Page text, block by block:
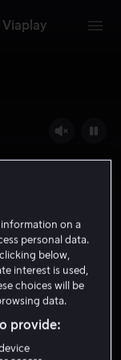
Viaplay
1 t 29 min
on a
personal data.
below,
interest is used,
choices will be
data.
provide: